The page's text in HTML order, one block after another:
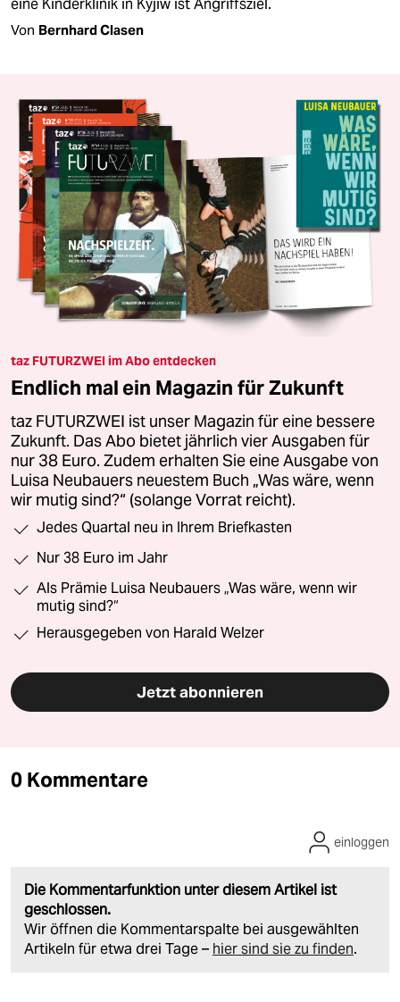
Von Bernhard Clasen
taz FUTURZWEI im Abo entdecken
Endlich mal ein Magazin für Zukunft
taz FUTURZWEI ist unser Magazin für eine bessere
Zukunft. Das Abo bietet jährlich vier Ausgaben für
nur 38 Euro. Zudem erhalten Sie eine Ausgabe von
Luisa Neubauers neuestem Buch „Was wäre, wenn
wir mutig sind?“ (solange Vorrat reicht).
Jedes Quartal neu in Ihrem Briefkasten
Nur 38 Euro im Jahr
Als Prämie Luisa Neubauers „Was wäre, wenn wir
mutig sind?“
Herausgegeben von Harald Welzer
Jetzt abonnieren
0 Kommentare
Die Kommentarfunktion unter diesem Artikel ist
geschlossen.
Wir öffnen die Kommentarspalte bei ausgewählten
Artikeln für etwa drei Tage – hier sind sie zu finden.
einloggen